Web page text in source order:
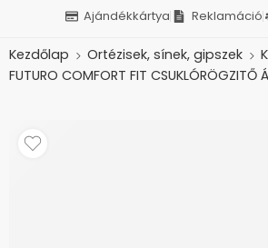
Ajándékkártya Reklamáció
Kezdőlap Ortézisek, sínek, gipszek
FUTURO COMFORT FIT CSUKLÓRÖGZITŐ